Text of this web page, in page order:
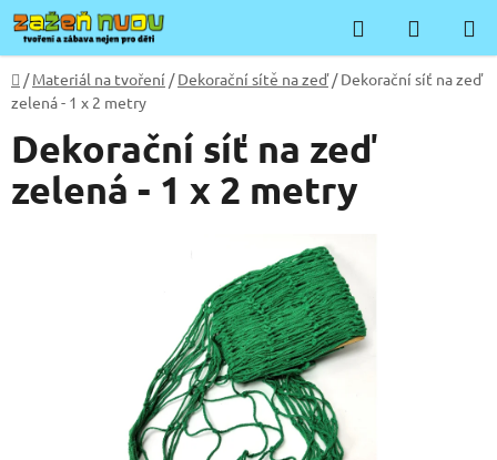
Přejít
na
obsah
Hledat
KOŠÍK
Domů
/ Materiál na tvoření / Dekorační sítě na zeď / Dekorační síť na zeď
zelená - 1 x 2 metry
Dekorační síť na zeď
zelená - 1 x 2 metry